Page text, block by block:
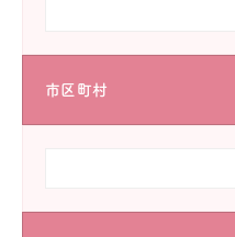
市区町村